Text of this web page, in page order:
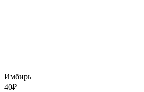
Имбирь
40₽